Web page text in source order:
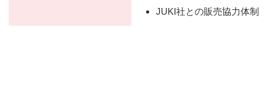
JUKI社との販売協力体制